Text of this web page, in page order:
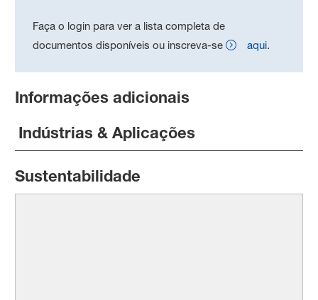
Faça o login para ver a lista completa de
documentos disponíveis ou inscreva-se
aqui.
Informações adicionais
Indústrias & Aplicações
Sustentabilidade